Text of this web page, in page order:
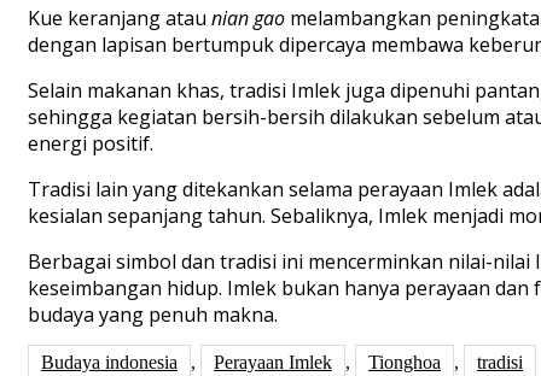
Kue keranjang atau nian gao melambangkan
dengan lapisan bertumpuk dipercaya membawa
Selain makanan khas, tradisi Imlek juga dipenuhi
sehingga kegiatan bersih-bersih dilakukan sebelum
energi positif.
Tradisi lain yang ditekankan selama perayaan Imlek
kesialan sepanjang tahun. Sebaliknya, Imlek menjadi
Berbagai simbol dan tradisi ini mencerminkan nilai-
keseimbangan hidup. Imlek bukan hanya perayaan
budaya yang penuh makna.
Budaya indonesia , Perayaan Imlek , Tionghoa ,
tradisi